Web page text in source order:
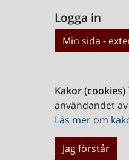
Logga in
Min sida -
Kakor (cookies)
användandet
Läs mer om
Jag förstår